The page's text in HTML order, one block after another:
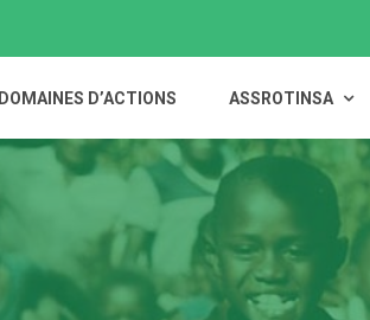
DOMAINES D’ACTIONS ASSROTINSA